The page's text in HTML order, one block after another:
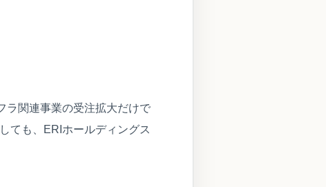
ラ関連事業の受注拡大だけで
ても、ERIホールディングス